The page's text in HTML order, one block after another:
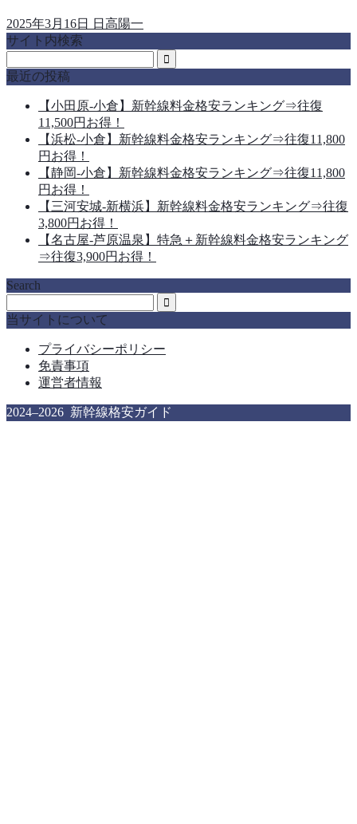
2025年3月16日
日高陽一
サイト内検索
最近の投稿
【小田原-小倉】新幹線料金格安ランキング⇒往復
11,500円お得！
【浜松-小倉】新幹線料金格安ランキング⇒往復11,800
円お得！
【静岡-小倉】新幹線料金格安ランキング⇒往復11,800
円お得！
【三河安城-新横浜】新幹線料金格安ランキング⇒往復
3,800円お得！
【名古屋-芦原温泉】特急＋新幹線料金格安ランキング
⇒往復3,900円お得！
Search
当サイトについて
プライバシーポリシー
免責事項
運営者情報
2024–2026 新幹線格安ガイド